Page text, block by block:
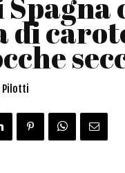
di
Pilotti